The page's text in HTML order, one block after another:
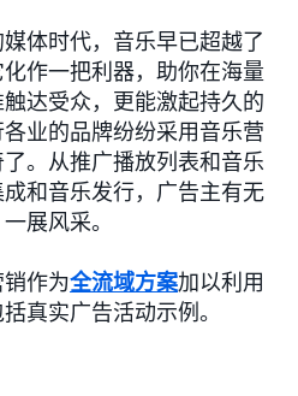
体时代，音乐早已超越了
作一把利器，助你在海量
达受众，更能激起持久的
业的品牌纷纷采用音乐营
。从推广播放列表和音乐
和音乐发行，广告主有无
展风采。
作为全流域方案加以利用
真实广告活动示例。